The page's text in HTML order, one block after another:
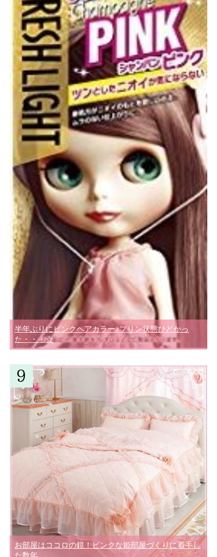
半年ぶりにピンクヘアカラー♪プリン状態ひどかっ
た・・・☆
お部屋はココロの鏡！ピンクな姫部屋づくりに着手し